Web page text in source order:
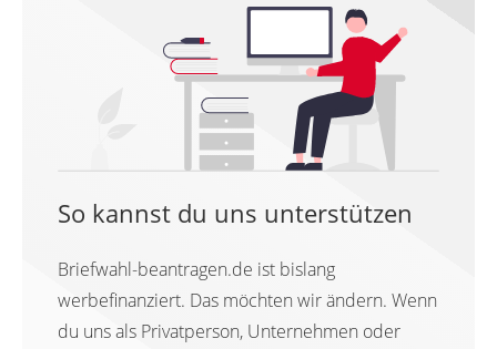
So kannst du uns unterstützen
Briefwahl-beantragen.de ist bislang
werbefinanziert. Das möchten wir ändern. Wenn
du uns als Privatperson, Unternehmen oder